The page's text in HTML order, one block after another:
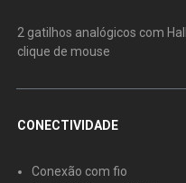
2 gatilhos analógicos com
clique de mouse
CONECTIVIDADE
Conexão com fio